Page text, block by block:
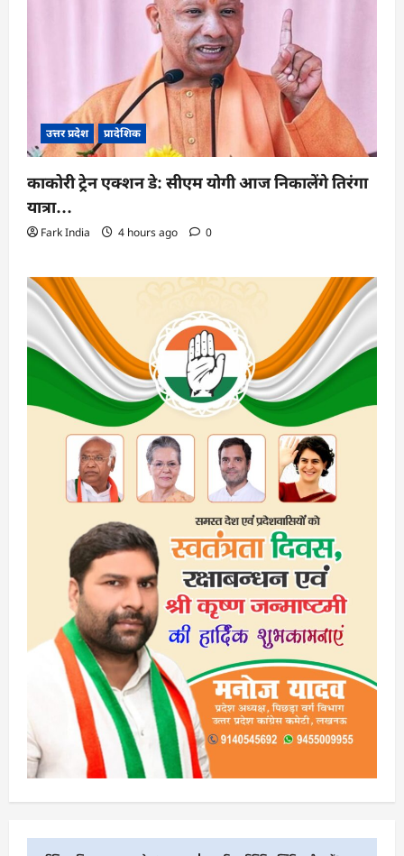
उत्तर प्रदेश प्रादेशिक
काकोरी ट्रेन एक्शन डे: सीएम योगी आज निकालेंगे तिरंगा
यात्रा…
Fark India 4 hours ago 0